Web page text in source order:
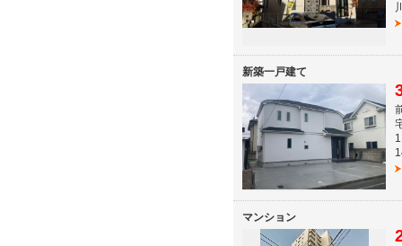
新築一戸建て
マンション